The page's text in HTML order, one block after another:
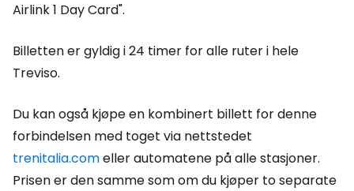
Airlink 1 Day Card".
Billetten er gyldig i 24 timer for alle ruter i hele
Treviso.
Du kan også kjøpe en kombinert billett for denne
forbindelsen med toget via nettstedet
trenitalia.comeller automatene på alle stasjoner.
Prisen er den samme som om du kjøper to separate